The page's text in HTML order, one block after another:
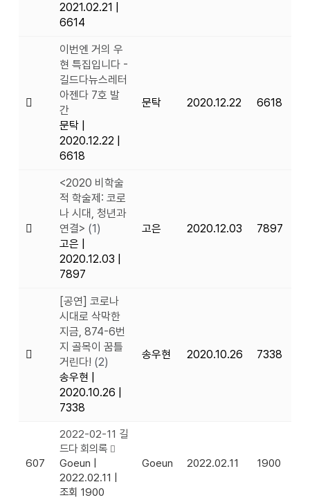
2021.02.21
6614
이번엔 거의 우
현 특집입니다 -
길드다뉴스레터
아젠다 7호 발
간
문탁
2020.12.22
6618
문탁 2020.12.22 6618
<2020 비학술
적 학술제: 코로
나 시대, 청년과
연결> (1)
고은
2020.12.03
7897
고은 2020.12.03 7897
[공연] 코로나
시대로 삭막한
지금, 874-6번
지 골목이 꿈틀
거린다! (2)
송우현
2020.10.26
7338
송우현 2020.10.26 7338
607
2022-02-11 길
드다 회의록
Goeun
2022.02.11
조회 1900
Goeun 2022.02.11 1900